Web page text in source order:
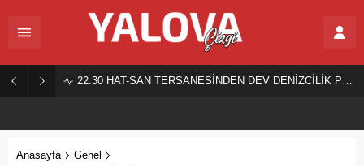
22:30 HAT-SAN TERSANESİNDEN DEV DENİZCİLİK PROJESİ!
Anasayfa
Genel